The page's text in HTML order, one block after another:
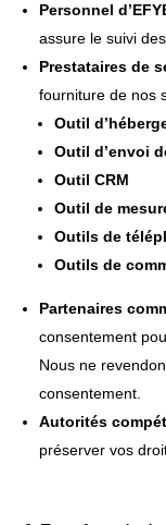
Personnel
assure le suivi
Prestataires de
fourniture de nos
Outil
Outil d’envoi
Outil CRM
Outil de
Outils de
Outils de
Partenaires
consentement
Nous ne
consentement.
Autorités
préserver vos